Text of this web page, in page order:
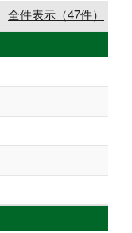
全件表示（47件）